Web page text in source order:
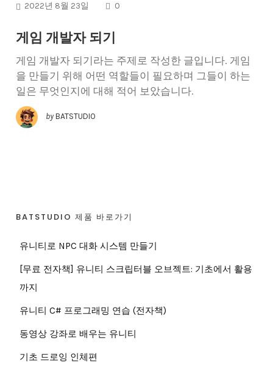
2022년 8월 23일 0
게임 개발자 되기
게임 개발자 되기라는 주제로 작성한 글입니다. 게임
을 만들기 위해 어떤 역할들이 필요하며 그들이 하는
일은 무엇인지에 대해 적어 보았습니다.
by BATSTUDIO
BATSTUDIO 제품 바로가기
유니티로 NPC 대화 시스템 만들기
[무료 전자책] 유니티 스크립터블 오브젝트: 기초에서 활용
까지
유니티 C# 프로그래밍 연습 (전자책)
동영상 강좌로 배우는 유니티
기초 드로잉 인체편